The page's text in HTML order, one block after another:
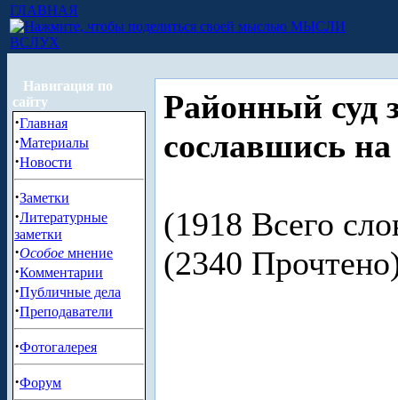
ГЛАВНАЯ
МЫСЛИ
ВСЛУХ
Навигация по
сайту
·Главная
·Материалы
·Новости
·Заметки
·Литературные
заметки
·Особое мнение
·Комментарии
·Публичные дела
·Преподаватели
·Фотогалерея
·Форум
Районный суд
сославшись
(1918 Всего
(2340